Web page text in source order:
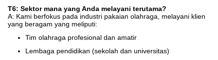
T6: Sektor mana yang Anda melayani terutama?
A: Kami berfokus pada industri pakaian olahraga, melayani klien
yang beragam yang meliputi:
Tim olahraga profesional dan amatir
Lembaga pendidikan (sekolah dan universitas)